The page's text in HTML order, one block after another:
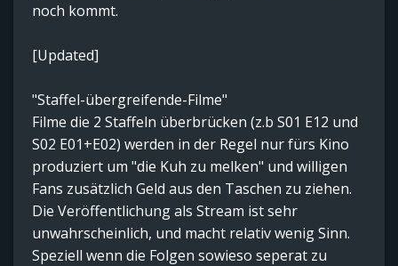
noch kommt.
[Updated]
"Staffel-übergreifende-Filme"
Filme die 2 Staffeln überbrücken (z.b S01 E12 und
S02 E01+E02) werden in der Regel nur fürs Kino
produziert um "die Kuh zu melken" und willigen
Fans zusätzlich Geld aus den Taschen zu ziehen.
Die Veröffentlichung als Stream ist sehr
unwahrscheinlich, und macht relativ wenig Sinn.
Speziell wenn die Folgen sowieso seperat zu